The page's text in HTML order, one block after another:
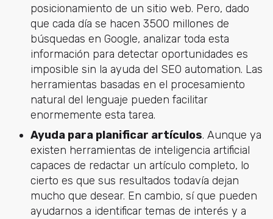
posicionamiento de un sitio web. Pero, dado
que cada día se hacen 3500 millones de
búsquedas en Google, analizar toda esta
información para detectar oportunidades es
imposible sin la ayuda del SEO automation. Las
herramientas basadas en el procesamiento
natural del lenguaje pueden facilitar
enormemente esta tarea.
Ayuda para planificar artículos. Aunque ya
existen herramientas de inteligencia artificial
capaces de redactar un artículo completo, lo
cierto es que sus resultados todavía dejan
mucho que desear. En cambio, sí que pueden
ayudarnos a identificar temas de interés y a